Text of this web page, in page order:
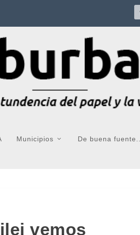
Municipios De buena fuente...
vemos